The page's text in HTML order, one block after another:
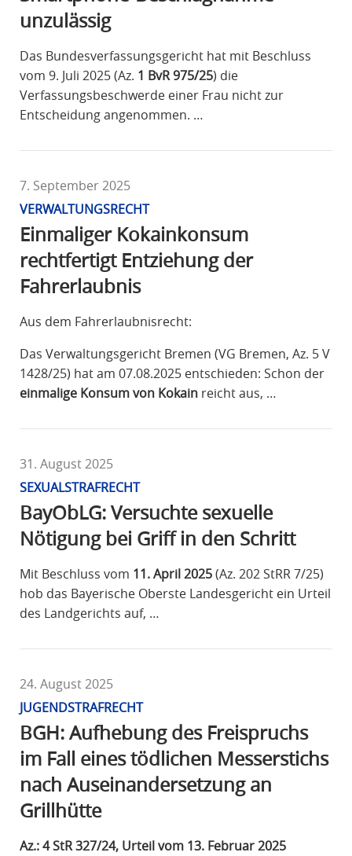
unzulässig
Das Bundesverfassungsgericht hat mit Beschluss
vom 9. Juli 2025 (Az. 1 BvR 975/25) die
Verfassungsbeschwerde einer Frau nicht zur
Entscheidung angenommen. …
7. September 2025
VERWALTUNGSRECHT
Einmaliger Kokainkonsum
rechtfertigt Entziehung der
Fahrerlaubnis
Aus dem Fahrerlaubnisrecht:
Das Verwaltungsgericht Bremen (VG Bremen, Az. 5 V
1428/25) hat am 07.08.2025 entschieden: Schon der
einmalige Konsum von Kokainreicht aus, …
31. August 2025
SEXUALSTRAFRECHT
BayObLG: Versuchte sexuelle
Nötigung bei Griff in den Schritt
Mit Beschluss vom 11. April 2025(Az. 202 StRR 7/25)
hob das Bayerische Oberste Landesgericht ein Urteil
des Landgerichts auf, …
24. August 2025
JUGENDSTRAFRECHT
BGH: Aufhebung des Freispruchs
im Fall eines tödlichen Messerstichs
nach Auseinandersetzung an
Grillhütte
Az.: 4 StR 327/24, Urteil vom 13. Februar 2025